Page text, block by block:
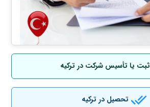
ثبت یا تأسیس شرکت در ترکیه
تحصیل در ترکیه